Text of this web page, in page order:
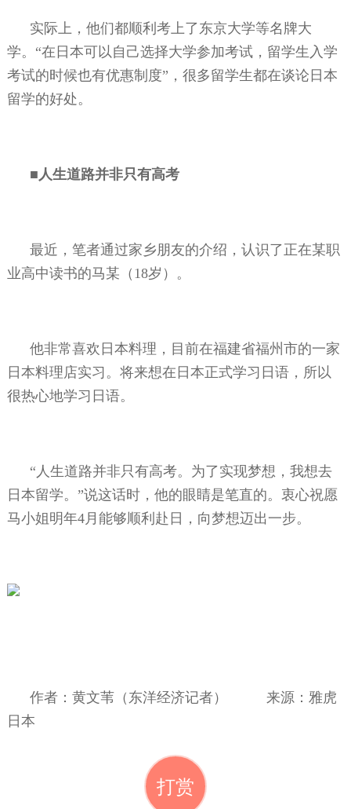
实际上，他们都顺利考上了东京大学等名牌大
学。“在日本可以自己选择大学参加考试，留学生入学
考试的时候也有优惠制度”，很多留学生都在谈论日本
留学的好处。
■人生道路并非只有高考
最近，笔者通过家乡朋友的介绍，认识了正在某职
业高中读书的马某（ 18岁）。
他非常喜欢日本料理，目前在福建省福州市的一家
日本料理店实习。将来想在日本正式学习日语，所以
很热心地学习日语。
“人生道路并非只有高考。为了实现梦想，我想去
日本留学。”说这话时，他的眼睛是笔直的。衷心祝愿
马小姐明年4月能够顺利赴日，向梦想迈出一步。
作者：黄文苇（东洋经济记者）
来源：雅虎
日本
打赏